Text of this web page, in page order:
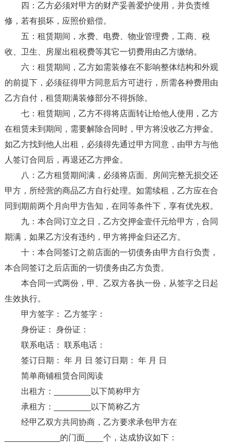
四：乙方必须对甲方的财产妥善爱护使用，并负责维
修，若有损坏，应照价赔偿。
五：租赁期间，水费、电费、物业管理费，工商、税
收、卫生、房屋出租税费等其它一切费用由乙方缴纳。
六：租赁期间，乙方如需装修在不影响整体结构和外观
的前提下，必须征得甲方同意后方可进行，所需各种费用由
乙方自付，租赁期满装修部分不得拆除。
七：租赁期间，乙方不得将店面转让给他人使用，乙方
在租赁未到期间，需要解除合同时，甲方将没收乙方押金。
如乙方找到他人出租，必须得先通过甲方同意，由甲方与他
人签订合同后，再退还乙方押金。
八：乙方租赁期间满，必须将店面、房间完整无损交还
甲方，所经营的商品乙方自行处理。如需续租，乙方应在合
同到期前两个月向甲方告知，在同等条件下，享有优先权。
九：本合同订立之日，乙方交押金壹仟元给甲方，合同
期满，如果乙方没有违约，甲方将押金归还乙方。
十：本合同签订之前店面的一切债务由甲方自行负责，
本合同签订之后店面的一切债务由乙方负责。
本合同一式两份，甲、乙双方各执一份，从签字之日起
生效执行。
甲方签字： 乙方签字：
身份证： 身份证：
联系电话： 联系电话：
签订日期： 年 月 日 签订日期： 年 月 日
简单商铺租赁合同阅读
出租方：________以下简称甲方
承租方：________以下简称乙方
经甲乙双方共同协商，乙方要求承包甲方在
____________的门面____个，达成协议如下：